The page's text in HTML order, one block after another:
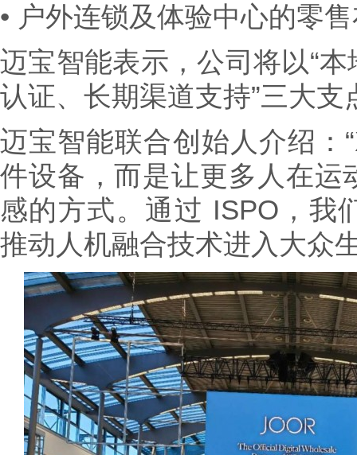
• 户外连锁及体验中心的零
迈宝智能表示，公司将以“
认证、长期渠道支持”三大
迈宝智能联合创始人介绍：
件设备，而是让更多人在运
感的方式。通过 ISPO，我
推动人机融合技术进入大众